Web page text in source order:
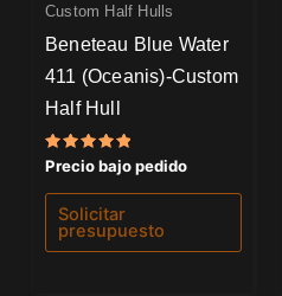
Custom Half Hulls
Beneteau Blue Water
411 (Oceanis)-Custom
Half Hull
Valorado
5.00
de 5
Precio bajo pedido
Solicitar
presupuesto